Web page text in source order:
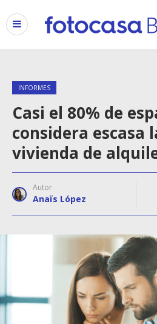
INFORMES
Casi el 80% de
considera escasa
vivienda de
Autor
Anaïs López